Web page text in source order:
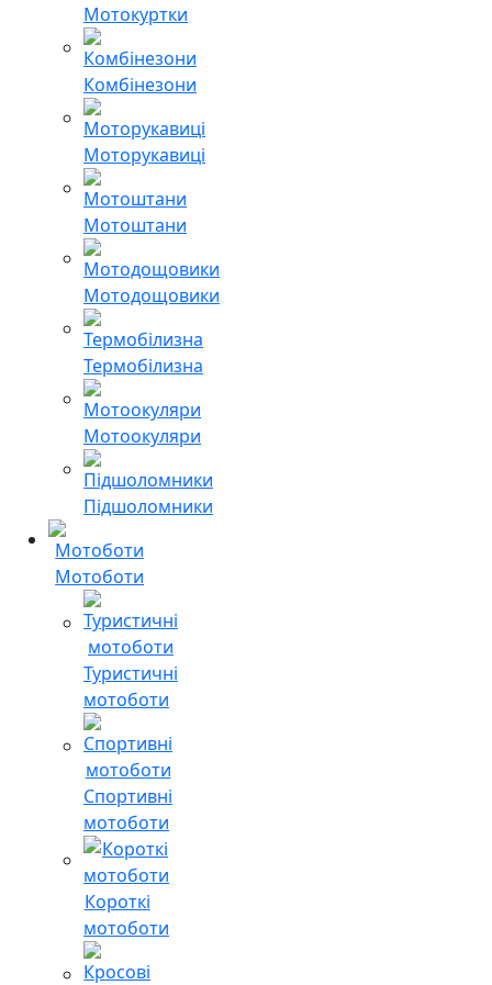
Мотокуртки
Комбінезони
Моторукавиці
Мотоштани
Мотодощовики
Термобілизна
Мотоокуляри
Підшоломники
Мотоботи
Туристичні
мотоботи
Спортивні
мотоботи
Короткі
мотоботи